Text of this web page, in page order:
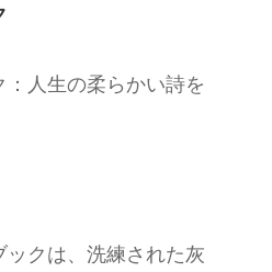
人生の柔らかい詩を
ックは、洗練された灰